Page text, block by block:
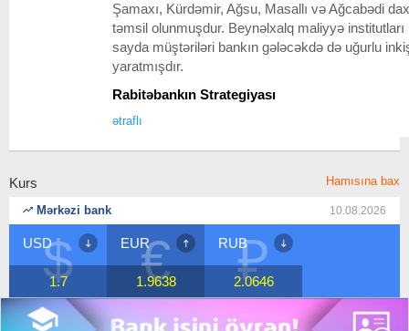
Şamaxı, Kürdəmir, Ağsu, Masallı və Ağcabədi
təmsil olunmuşdur. Beynəlxalq maliyyə
sayda müştəriləri bankın gələcəkdə də uğurlu
yaratmışdır.
Rabitəbankın Strategiyası
ətraflı
Kurs Hamısına bax
Mərkəzi bank 10.08.2026
$
USD
1.7 €
EUR
1.9638 ₽
RUB
2.0646